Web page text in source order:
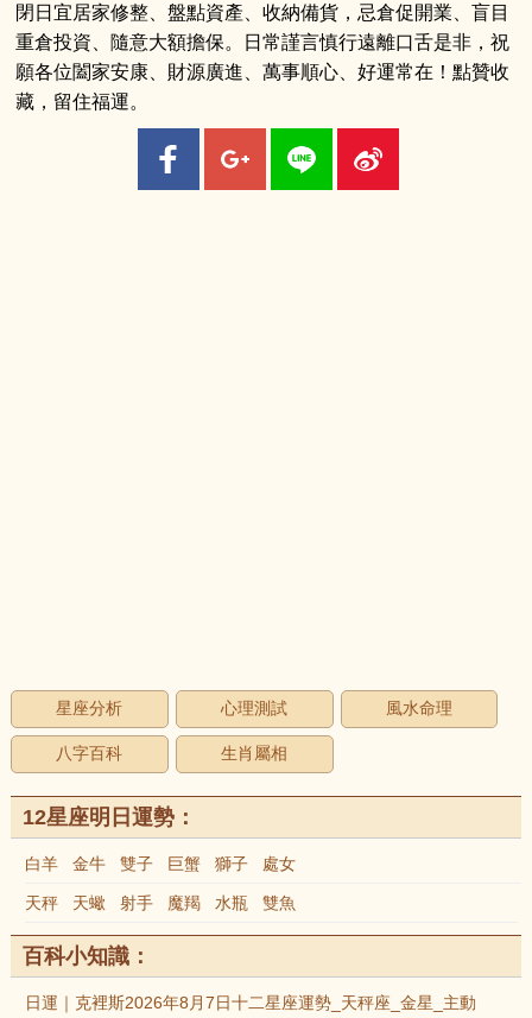
閉日宜居家修整、盤點資產、收納備貨，忌倉促開業、盲目
重倉投資、隨意大額擔保。日常謹言慎行遠離口舌是非，祝
願各位闔家安康、財源廣進、萬事順心、好運常在！點贊收
藏，留住福運。
星座分析 心理測試 風水命理
八字百科 生肖屬相
12星座明日運勢：
白羊 金牛 雙子 巨蟹 獅子 處女
天秤 天蠍 射手 魔羯 水瓶 雙魚
百科小知識：
日運｜克裡斯2026年8月7日十二星座運勢_天秤座_金星_主動